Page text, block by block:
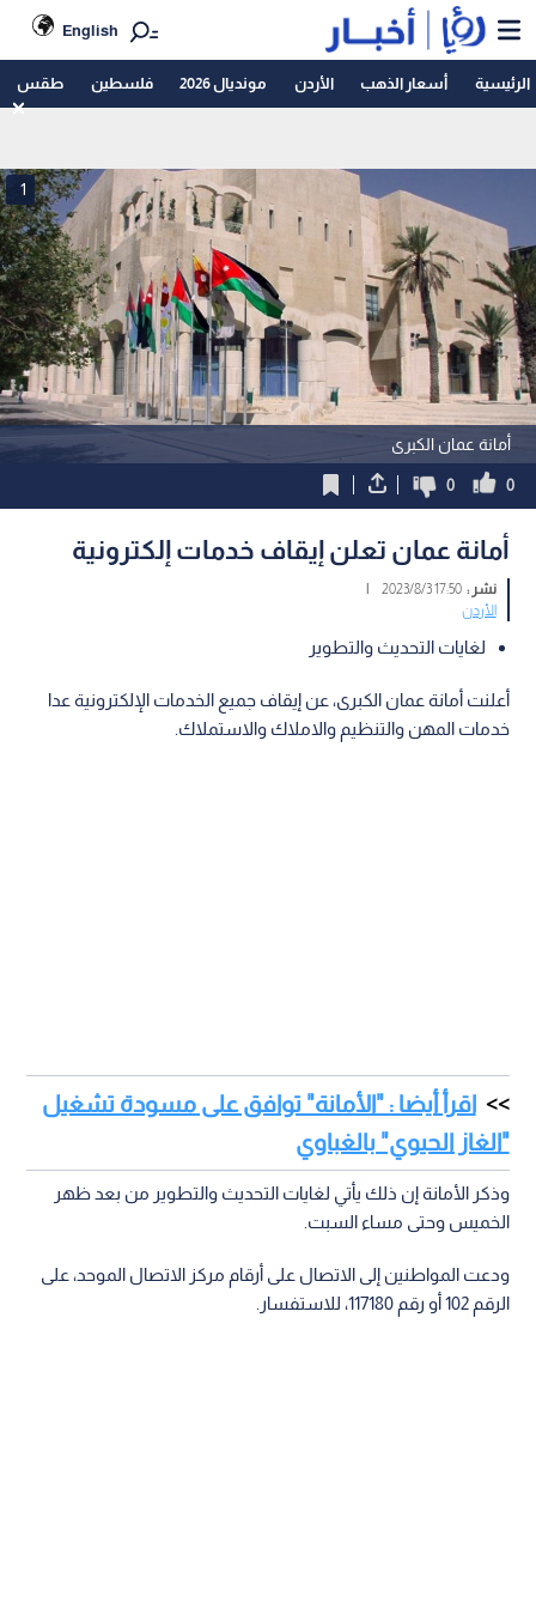
English
الرئيسية أسعار الذهب الأردن مونديال 2026 فلسطين طقس
أمانة عمان الكبرى
1
0
0
أمانة عمان تعلن إيقاف خدمات إلكترونية
نشر :17:50 2023/8/3
|
الأردن
لغايات التحديث والتطوير
أعلنت أمانة عمان الكبرى، عن إيقاف جميع الخدمات الإلكترونية عدا
خدمات المهن والتنظيم والاملاك والاستملاك.
اقرأ أيضا : "الأمانة" توافق على مسودة تشغيل
"الغاز الحيوي" بالغباوي
وذكر الأمانة إن ذلك يأتي لغايات التحديث والتطوير من بعد ظهر
الخميس وحتى مساء السبت.
ودعت المواطنين إلى الاتصال على أرقام مركز الاتصال الموحد، على
الرقم 102 أو رقم 117180، للاستفسار.